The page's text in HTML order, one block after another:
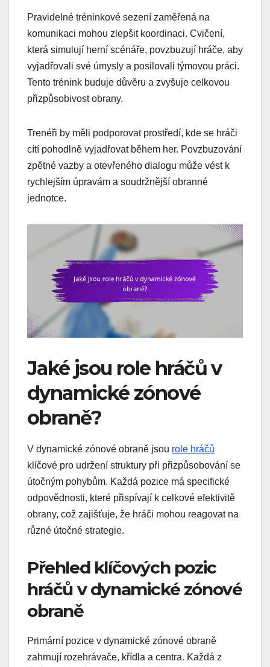
Pravidelné tréninkové sezení zaměřená na
komunikaci mohou zlepšit koordinaci. Cvičení,
která simulují herní scénáře, povzbuzují hráče, aby
vyjadřovali své úmysly a posilovali týmovou práci.
Tento trénink buduje důvěru a zvyšuje celkovou
přizpůsobivost obrany.
Trenéři by měli podporovat prostředí, kde se hráči
cítí pohodlně vyjadřovat během her. Povzbuzování
zpětné vazby a otevřeného dialogu může vést k
rychlejším úpravám a soudržnější obranné
jednotce.
Jaké jsou role hráčů v
dynamické zónové
obraně?
V dynamické zónové obraně jsou role hráčů
klíčové pro udržení struktury při přizpůsobování se
útočným pohybům. Každá pozice má specifické
odpovědnosti, které přispívají k celkové efektivitě
obrany, což zajišťuje, že hráči mohou reagovat na
různé útočné strategie.
Přehled klíčových pozic
hráčů v dynamické zónové
obraně
Primární pozice v dynamické zónové obraně
zahrnují rozehrávače, křídla a centra. Každá z